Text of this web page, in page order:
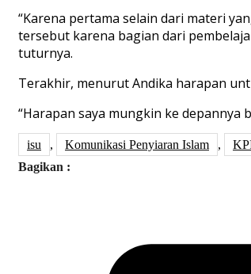
“Karena pertama selain dari materi
tersebut karena bagian dari
tuturnya.
Terakhir, menurutAndika harapan
“Harapan saya mungkin ke depannya
isu , Komunikasi Penyiaran Islam ,
Bagikan :